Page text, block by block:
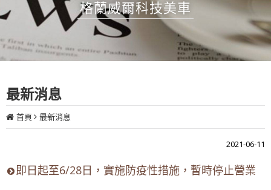
格蘭威爾科技美車
最新消息
首頁 最新消息
2021-06-11
即日起至6/28日，實施防疫性措施，暫時停止營業